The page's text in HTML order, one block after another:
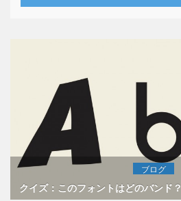
ブログ
クイズ：このフォントはどのバンド？